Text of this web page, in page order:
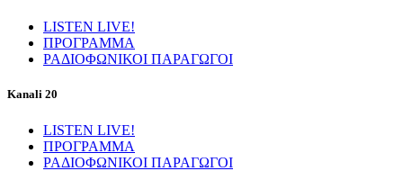
LISTEN LIVE!
ΠΡΟΓΡΑΜΜΑ
ΡΑΔΙΟΦΩΝΙΚΟΙ ΠΑΡΑΓΩΓΟΙ
Kanali 20
LISTEN LIVE!
ΠΡΟΓΡΑΜΜΑ
ΡΑΔΙΟΦΩΝΙΚΟΙ ΠΑΡΑΓΩΓΟΙ